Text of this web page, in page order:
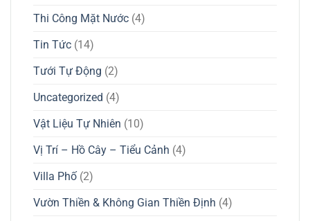
Thi Công Mặt Nước (4)
Tin Tức (14)
Tưới Tự Động (2)
Uncategorized (4)
Vật Liệu Tự Nhiên (10)
Vị Trí – Hồ Cây – Tiểu Cảnh (4)
Villa Phố(2)
Vườn Thiền & Không Gian Thiền Định (4)